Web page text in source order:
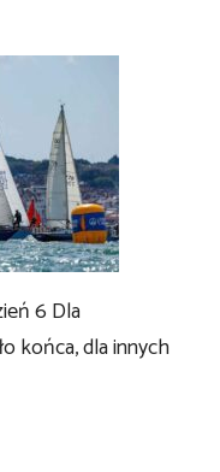
6 Dla
końca, dla innych